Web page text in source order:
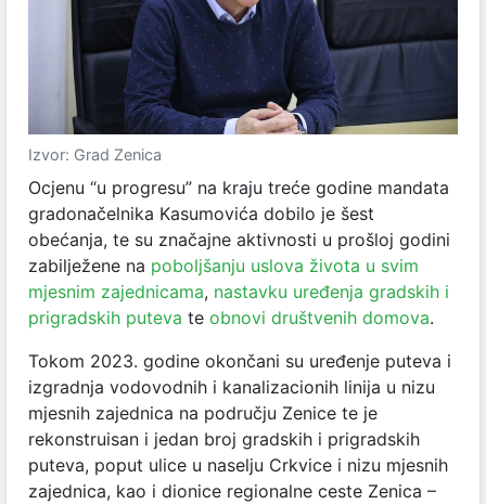
Izvor: Grad Zenica
Ocjenu “u progresu” na kraju treće godine mandata
gradonačelnika Kasumovića dobilo je šest
obećanja, te su značajne aktivnosti u prošloj godini
zabilježene na poboljšanju uslova života u svim
mjesnim zajednicama, nastavku uređenja gradskih i
prigradskih puteva te obnovi društvenih domova.
Tokom 2023. godine okončani su uređenje puteva i
izgradnja vodovodnih i kanalizacionih linija u nizu
mjesnih zajednica na području Zenice te je
rekonstruisan i jedan broj gradskih i prigradskih
puteva, poput ulice u naselju Crkvice i nizu mjesnih
zajednica, kao i dionice regionalne ceste Zenica –